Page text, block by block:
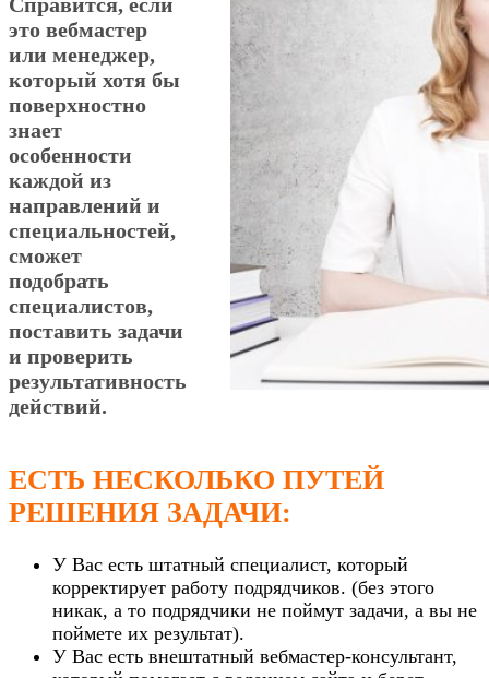
это вебмастер
или менеджер,
который хотя бы
поверхностно
знает
особенности
каждой из
направлений и
специальностей,
сможет
подобрать
специалистов,
поставить задачи
и проверить
результативность
действий.
ЕСТЬ НЕСКОЛЬКО ПУТЕЙ
РЕШЕНИЯ ЗАДАЧИ:
У Вас есть штатный специалист, который
корректирует работу подрядчиков. (без этого
никак, а то подрядчики не поймут задачи, а вы не
поймете их результат).
У Вас есть внештатный вебмастер-консультант,